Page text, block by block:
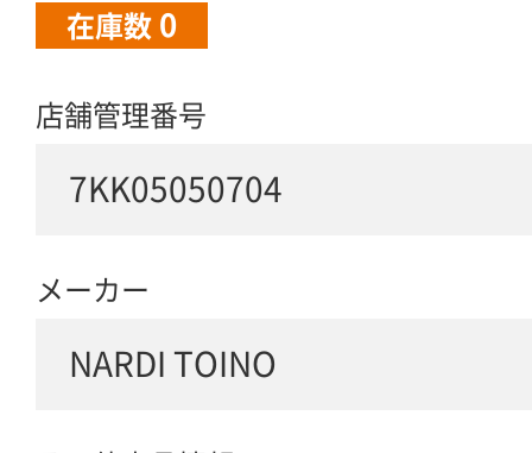
在庫数 0
店舗管理番号
7KK05050704
メーカー
NARDI TOINO